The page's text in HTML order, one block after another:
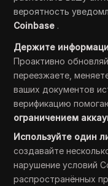
вероятность
Coinbase .
Держите
Проактивно
переезжаете,
ваших документов
верификацию
ограничением
Используйте один
создавайте
нарушение условий
распространённых